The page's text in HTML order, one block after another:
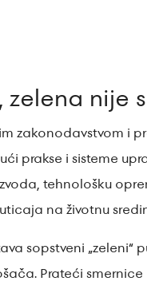
zelena
zakonodavstvom i
prakse i sisteme
tehnološku
na životnu
sopstveni
Prateći